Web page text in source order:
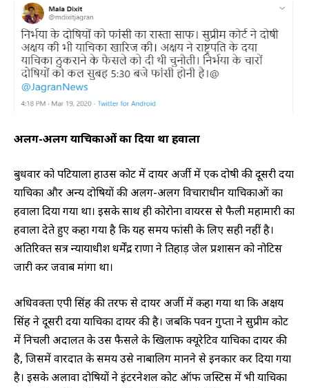
अलग-अलग याचिकाओं का दिया था हवाला
बुधवार को पटियाला हाउस कोर्ट में दायर अर्जी में एक दोषी की दूसरी दया
याचिका और अन्य दोषियों की अलग-अलग विचाराधीन याचिकाओं का
हवाला दिया गया था। इसके साथ ही कोरोना वायरस से फैली महामारी का
हवाला देते हुए कहा गया है कि यह समय फांसी के लिए सही नहीं है।
अतिरिक्त सत्र न्यायाधीश धर्मेंद्र राणा ने तिहाड़ जेल प्रशासन को नोटिस
जारी कर जवाब मांगा था।
अधिवक्ता एपी सिंह की तरफ से दायर अर्जी में कहा गया था कि अक्षय
सिंह ने दूसरी दया याचिका दायर की है। जबकि पवन गुप्ता ने सुप्रीम कोर्ट
में निचली अदालत के उस फैसले के खिलाफ क्यूरेटिव याचिका दायर की
है, जिसमें वारदात के समय उसे नाबालिग मानने से इनकार कर दिया गया
है। इसके अलावा दोषियों ने इंटरनेशल कोर्ट ऑफ जस्टिस में भी याचिका